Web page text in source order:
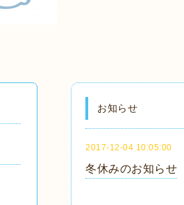
お知らせ
2017-12-04 10:05:00
冬休みのお知らせ